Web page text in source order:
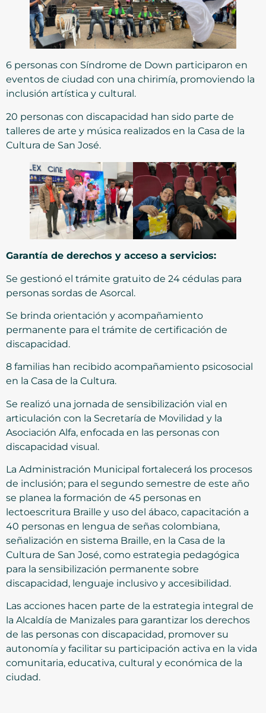
6 personas con Síndrome de Down participaron en
eventos de ciudad con una chirimía, promoviendo la
inclusión artística y cultural.
20 personas con discapacidad han sido parte de
talleres de arte y música realizados en la Casa de la
Cultura de San José.
Garantía de derechos y acceso a servicios:
Se gestionó el trámite gratuito de 24 cédulas para
personas sordas de Asorcal.
Se brinda orientación y acompañamiento
permanente para el trámite de certificación de
discapacidad.
8 familias han recibido acompañamiento psicosocial
en la Casa de la Cultura.
Se realizó una jornada de sensibilización vial en
articulación con la Secretaría de Movilidad y la
Asociación Alfa, enfocada en las personas con
discapacidad visual.
La Administración Municipal fortalecerá los procesos
de inclusión; para el segundo semestre de este año
se planea la formación de 45 personas en
lectoescritura Braille y uso del ábaco, capacitación a
40 personas en lengua de señas colombiana,
señalización en sistema Braille, en la Casa de la
Cultura de San José, como estrategia pedagógica
para la sensibilización permanente sobre
discapacidad, lenguaje inclusivo y accesibilidad.
Las acciones hacen parte de la estrategia integral de
la Alcaldía de Manizales para garantizar los derechos
de las personas con discapacidad, promover su
autonomía y facilitar su participación activa en la vida
comunitaria, educativa, cultural y económica de la
ciudad.